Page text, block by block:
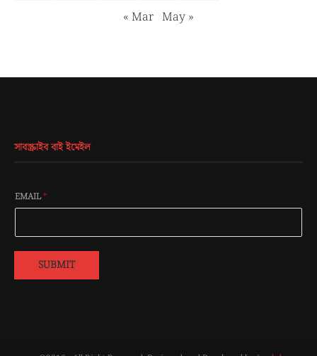
« Mar May »
সাবস্ক্রাইব বাই ইমেইল
EMAIL*
SUBMIT